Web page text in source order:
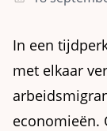
In een
met elkaar
economieën.